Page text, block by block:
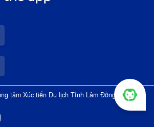
tâm Xúc tiến Du lịch Tỉnh Lâm Đồng